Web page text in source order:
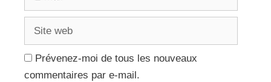
Prévenez-moi de tous les nouveaux
commentaires par e-mail.